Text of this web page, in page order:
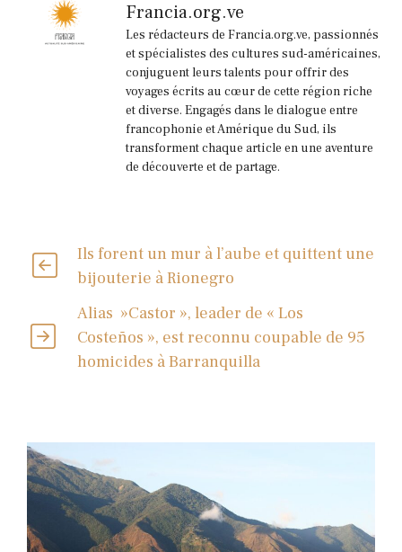
Francia.org.ve
Les rédacteurs de Francia.org.ve, passionnés
et spécialistes des cultures sud-américaines,
conjuguent leurs talents pour offrir des
voyages écrits au cœur de cette région riche
et diverse. Engagés dans le dialogue entre
francophonie et Amérique du Sud, ils
transforment chaque article en une aventure
de découverte et de partage.
Ils forent un mur à l’aube et quittent une
bijouterie à Rionegro
Alias ​​​​ »Castor », leader de « Los
Costeños », est reconnu coupable de 95
homicides à Barranquilla